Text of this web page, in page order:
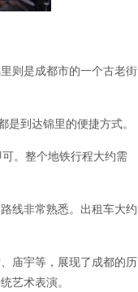
则是成都市的一个古老街
到达锦里的便捷方式。
。整个地铁行程大约需
线非常熟悉。出租车大约
庙宇等，展现了成都的历
艺术表演。